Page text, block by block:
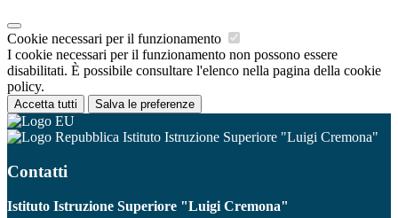
Cookie necessari per il funzionamento
I cookie necessari per il funzionamento non possono essere
disabilitati. È possibile consultare l'elenco nella pagina della cookie
policy.
Accetta tutti Salva le preferenze
Istituto Istruzione Superiore "Luigi Cremona"
Contatti
Istituto Istruzione Superiore "Luigi Cremona"